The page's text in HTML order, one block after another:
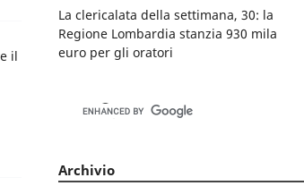
il
La clericalata della settimana, 30: la
Regione Lombardia stanzia 930 mila
euro per gli oratori
Archivio